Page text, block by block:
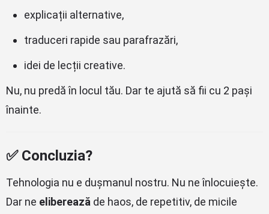
explicații alternative,
traduceri rapide sau parafrazări,
idei de lecții creative.
Nu, nu predă în locul tău. Dar te ajută să fii cu 2 pași
înainte.
✅ Concluzia?
Tehnologia nu e dușmanul nostru. Nu ne înlocuiește.
Dar ne eliberează de haos, de repetitiv, de micile